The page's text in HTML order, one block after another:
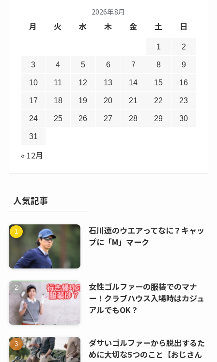
2026年8月
月 火 水 木 金 土 日
1 2
3 4 5 6 7 8 9
10 11 12 13 14 15 16
17 18 19 20 21 22 23
24 25 26 27 28 29 30
31
« 12月
人気記事
石川遼のウエアってなに？キャッ
プに「M」マーク
女性ゴルファーの服装でのマナ
ー！クラブハウス入場時はカジュ
アルでもOK？
ダサいゴルファーから脱出するた
めに大切な5つのこと【おじさん